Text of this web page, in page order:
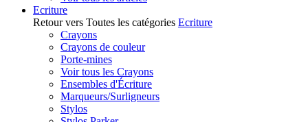
Ecriture
Retour vers Toutes les catégories Ecriture
Crayons
Crayons de couleur
Porte-mines
Voir tous les Crayons
Ensembles d'Écriture
Marqueurs/Surligneurs
Stylos